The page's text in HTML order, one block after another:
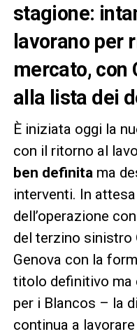
stagione:
lavorano per
mercato, con
alla lista dei
È iniziata oggi la
con il ritorno al
ben definita ma
interventi. In
dell’operazione
del terzino sinistro
Genova con la
titolo definitivo ma
per i Blancos – la
continua a